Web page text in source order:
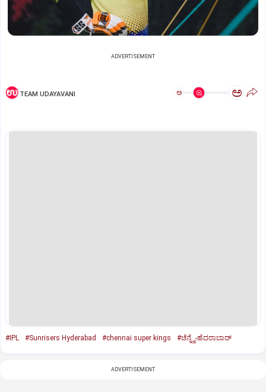
ADVERTISEMENT
TEAM UDAYAVANI ಅ ಅ
#IPL #Sunrisers Hyderabad #chennai super kings #ಚೆನ್ನೈ-ಹೆದರಾಬಾದ್‌
ADVERTISEMENT